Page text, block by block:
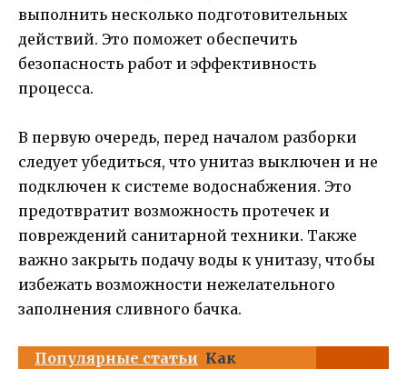
выполнить несколько подготовительных
действий. Это поможет обеспечить
безопасность работ и эффективность
процесса.
В первую очередь, перед началом разборки
следует убедиться, что унитаз выключен и не
подключен к системе водоснабжения. Это
предотвратит возможность протечек и
повреждений санитарной техники. Также
важно закрыть подачу воды к унитазу, чтобы
избежать возможности нежелательного
заполнения сливного бачка.
Популярные статьи Как